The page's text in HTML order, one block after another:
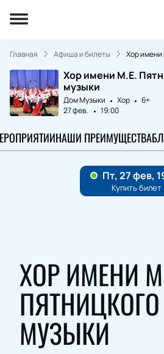
Главная Афиша и билеты Хор имени
Хор имени М.Е.
музыки
Дом Музыки Хор
6+
27 фев.
19:00
НАШИ ПРЕИМУЩЕСТВА
ХОР ИМЕНИ
МУЗЫКИ